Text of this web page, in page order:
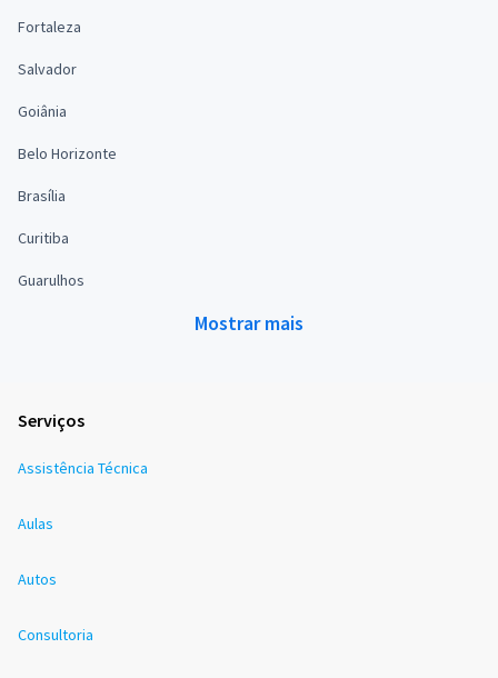
Fortaleza
Salvador
Goiânia
Belo Horizonte
Brasília
Curitiba
Guarulhos
Mostrar mais
Serviços
Assistência Técnica
Aulas
Autos
Consultoria